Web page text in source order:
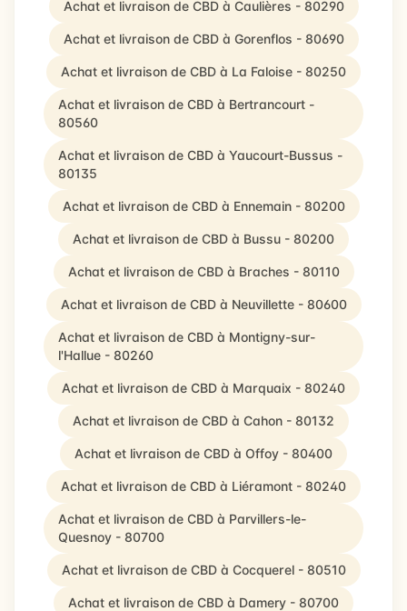
Achat et livraison de CBD à Caulières - 80290
Achat et livraison de CBD à Gorenflos - 80690
Achat et livraison de CBD à La Faloise - 80250
Achat et livraison de CBD à Bertrancourt -
80560
Achat et livraison de CBD à Yaucourt-Bussus -
80135
Achat et livraison de CBD à Ennemain - 80200
Achat et livraison de CBD à Bussu - 80200
Achat et livraison de CBD à Braches - 80110
Achat et livraison de CBD à Neuvillette - 80600
Achat et livraison de CBD à Montigny-sur-
l'Hallue - 80260
Achat et livraison de CBD à Marquaix - 80240
Achat et livraison de CBD à Cahon - 80132
Achat et livraison de CBD à Offoy - 80400
Achat et livraison de CBD à Liéramont - 80240
Achat et livraison de CBD à Parvillers-le-
Quesnoy - 80700
Achat et livraison de CBD à Cocquerel - 80510
Achat et livraison de CBD à Damery - 80700